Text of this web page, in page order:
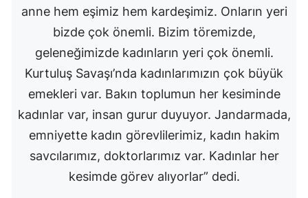
anne hem eşimiz hem kardeşimiz. Onların yeri
bizde çok önemli. Bizim töremizde,
geleneğimizde kadınların yeri çok önemli.
Kurtuluş Savaşı’nda kadınlarımızın çok büyük
emekleri var. Bakın toplumun her kesiminde
kadınlar var, insan gurur duyuyor. Jandarmada,
emniyette kadın görevlilerimiz, kadın hakim
savcılarımız, doktorlarımız var. Kadınlar her
kesimde görev alıyorlar” dedi.